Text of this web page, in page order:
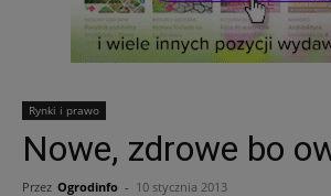
Rynki i prawo
Nowe, zdrowe bo
Przez Ogrodinfo - 10 stycznia 2013